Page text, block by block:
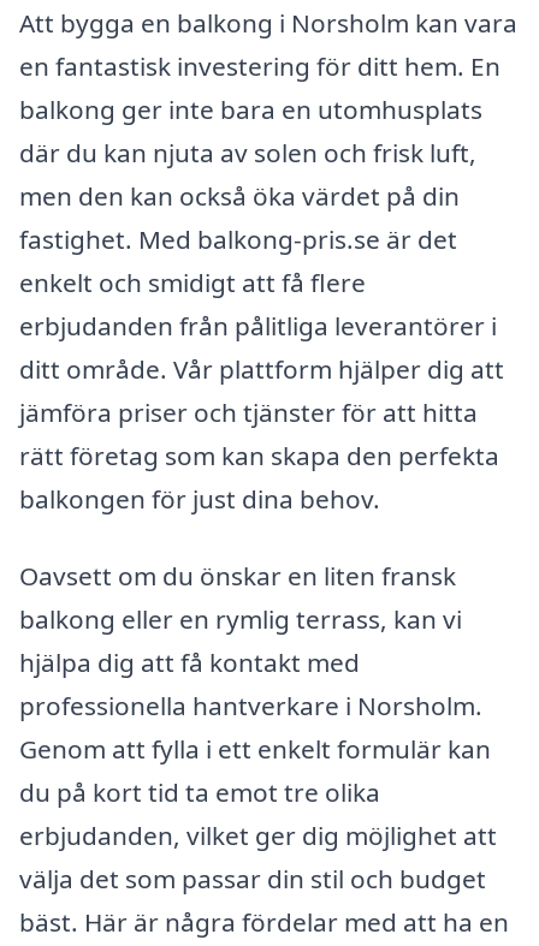
Att bygga en balkong i Norsholm kan vara
en fantastisk investering för ditt hem. En
balkong ger inte bara en utomhusplats
där du kan njuta av solen och frisk luft,
men den kan också öka värdet på din
fastighet. Med balkong-pris.se är det
enkelt och smidigt att få flere
erbjudanden från pålitliga leverantörer i
ditt område. Vår plattform hjälper dig att
jämföra priser och tjänster för att hitta
rätt företag som kan skapa den perfekta
balkongen för just dina behov.
Oavsett om du önskar en liten fransk
balkong eller en rymlig terrass, kan vi
hjälpa dig att få kontakt med
professionella hantverkare i Norsholm.
Genom att fylla i ett enkelt formulär kan
du på kort tid ta emot tre olika
erbjudanden, vilket ger dig möjlighet att
välja det som passar din stil och budget
bäst. Här är några fördelar med att ha en